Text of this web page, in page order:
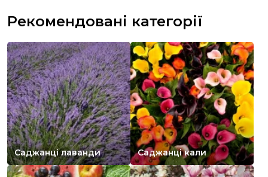
Рекомендовані категорії
Саджанці лаванди Саджанці кали